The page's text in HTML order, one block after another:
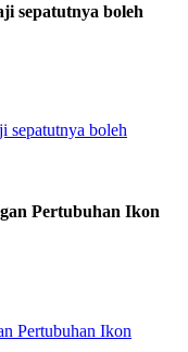
sepatutnya boleh
Pertubuhan Ikon